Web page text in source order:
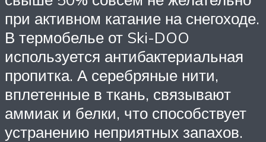
при активном катание на снегоходе.
В термобелье от Ski-DOO
используется антибактериальная
пропитка. А серебряные нити,
вплетенные в ткань, связывают
аммиак и белки, что способствует
устранению неприятных запахов.